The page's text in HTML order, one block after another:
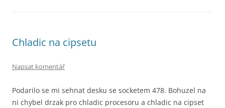
Chladic na cipsetu
Napsat komentář
Podarilo se mi sehnat desku se socketem 478. Bohuzel na
ni chybel drzak pro chladic procesoru a chladic na cipset